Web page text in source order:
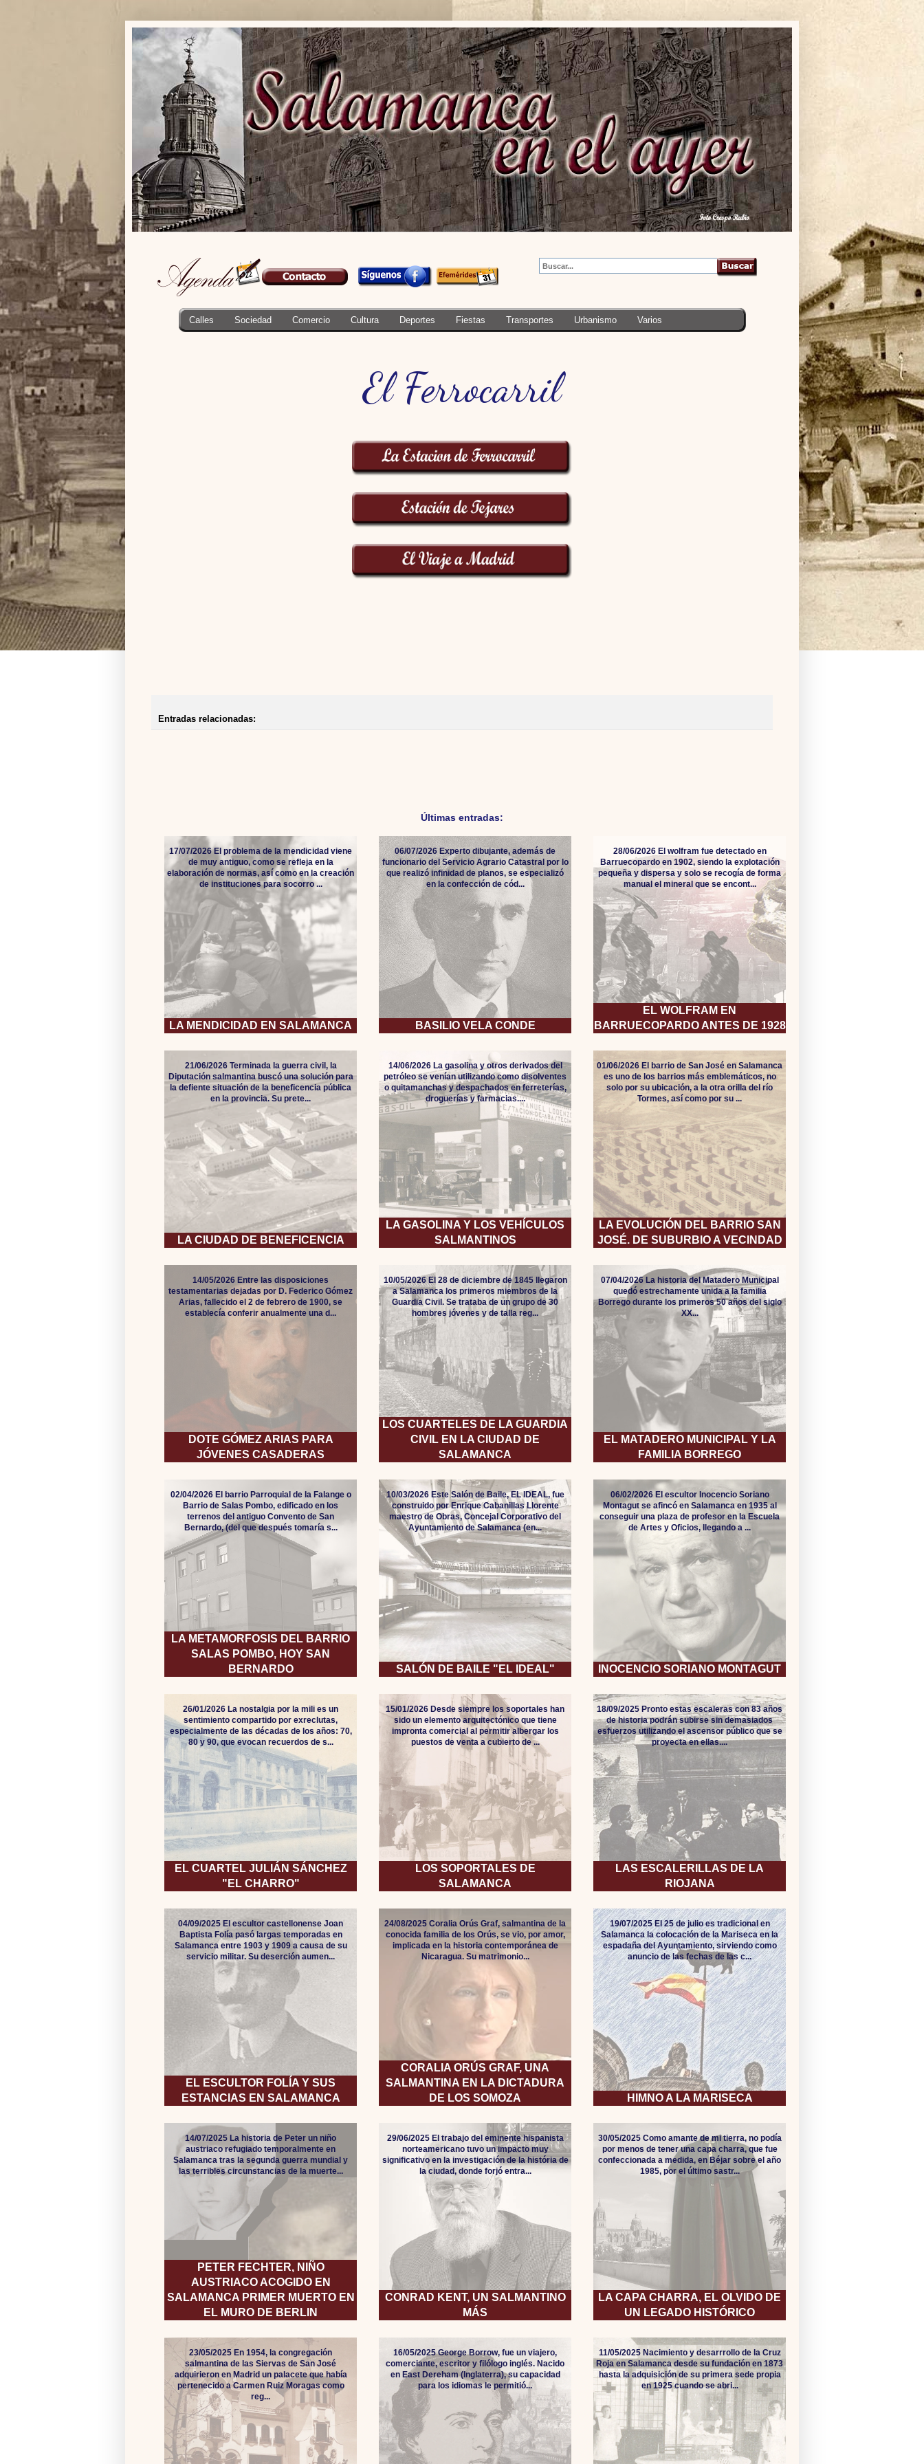
Calles Sociedad Comercio Cultura Deportes Fiestas Transportes Urbanismo Varios
El Ferrocarril
Entradas relacionadas:
Últimas entradas:
LA MENDICIDAD EN SALAMANCA
17/07/2026 El problema de la mendicidad viene
de muy antiguo, como se refleja en la
elaboración de normas, así como en la creación
de instituciones para socorro ...
BASILIO VELA CONDE
06/07/2026 Experto dibujante, además de
funcionario del Servicio Agrario Catastral por lo
que realizó infinidad de planos, se especializó
en la confección de cód...
EL WOLFRAM EN
BARRUECOPARDO ANTES DE 1928
28/06/2026 El wolfram fue detectado en
Barruecopardo en 1902, siendo la explotación
pequeña y dispersa y solo se recogía de forma
manual el mineral que se encont...
LA CIUDAD DE BENEFICENCIA
21/06/2026 Terminada la guerra civil, la
Diputación salmantina buscó una solución para
la defiente situación de la beneficencia pública
en la provincia. Su prete...
LA GASOLINA Y LOS VEHÍCULOS
SALMANTINOS
14/06/2026 La gasolina y otros derivados del
petróleo se venían utilizando como disolventes
o quitamanchas y despachados en ferreterías,
droguerías y farmacias....
LA EVOLUCIÓN DEL BARRIO SAN
JOSÉ. DE SUBURBIO A VECINDAD
01/06/2026 El barrio de San José en Salamanca
es uno de los barrios más emblemáticos, no
solo por su ubicación, a la otra orilla del río
Tormes, así como por su ...
DOTE GÓMEZ ARIAS PARA
JÓVENES CASADERAS
14/05/2026 Entre las disposiciones
testamentarias dejadas por D. Federico Gómez
Arias, fallecido el 2 de febrero de 1900, se
establecía conferir anualmente una d...
LOS CUARTELES DE LA GUARDIA
CIVIL EN LA CIUDAD DE
SALAMANCA
10/05/2026 El 28 de diciembre de 1845 llegaron
a Salamanca los primeros miembros de la
Guardia Civil. Se trataba de un grupo de 30
hombres jóvenes y de talla reg...
EL MATADERO MUNICIPAL Y LA
FAMILIA BORREGO
07/04/2026 La historia del Matadero Municipal
quedó estrechamente unida a la familia
Borrego durante los primeros 50 años del siglo
XX...
LA METAMORFOSIS DEL BARRIO
SALAS POMBO, HOY SAN
BERNARDO
02/04/2026 El barrio Parroquial de la Falange o
Barrio de Salas Pombo, edificado en los
terrenos del antiguo Convento de San
Bernardo, (del que después tomaría s...
SALÓN DE BAILE "EL IDEAL"
10/03/2026 Este Salón de Baile, EL IDEAL, fue
construido por Enrique Cabanillas Llorente
maestro de Obras, Concejal Corporativo del
Ayuntamiento de Salamanca (en...
INOCENCIO SORIANO MONTAGUT
06/02/2026 El escultor Inocencio Soriano
Montagut se afincó en Salamanca en 1935 al
conseguir una plaza de profesor en la Escuela
de Artes y Oficios, llegando a ...
EL CUARTEL JULIÁN SÁNCHEZ
"EL CHARRO"
26/01/2026 La nostalgia por la mili es un
sentimiento compartido por exreclutas,
especialmente de las décadas de los años: 70,
80 y 90, que evocan recuerdos de s...
LOS SOPORTALES DE
SALAMANCA
15/01/2026 Desde siempre los soportales han
sido un elemento arquitectónico que tiene
impronta comercial al permitir albergar los
puestos de venta a cubierto de ...
LAS ESCALERILLAS DE LA
RIOJANA
18/09/2025 Pronto estas escaleras con 83 años
de historia podrán subirse sin demasiados
esfuerzos utilizando el ascensor público que se
proyecta en ellas....
EL ESCULTOR FOLÍA Y SUS
ESTANCIAS EN SALAMANCA
04/09/2025 El escultor castellonense Joan
Baptista Folía pasó largas temporadas en
Salamanca entre 1903 y 1909 a causa de su
servicio militar. Su deserción aumen...
CORALIA ORÚS GRAF, UNA
SALMANTINA EN LA DICTADURA
DE LOS SOMOZA
24/08/2025 Coralia Orús Graf, salmantina de la
conocida familia de los Orús, se vio, por amor,
implicada en la historia contemporánea de
Nicaragua. Su matrimonio...
HIMNO A LA MARISECA
19/07/2025 El 25 de julio es tradicional en
Salamanca la colocación de la Mariseca en la
espadaña del Ayuntamiento, sirviendo como
anuncio de las fechas de las c...
PETER FECHTER, NIÑO
AUSTRIACO ACOGIDO EN
SALAMANCA PRIMER MUERTO EN
EL MURO DE BERLIN
14/07/2025 La historia de Peter un niño
austriaco refugiado temporalmente en
Salamanca tras la segunda guerra mundial y
las terribles circunstancias de la muerte...
CONRAD KENT, UN SALMANTINO
MÁS
29/06/2025 El trabajo del eminente hispanista
norteamericano tuvo un impacto muy
significativo en la investigación de la história de
la ciudad, donde forjó entra...
LA CAPA CHARRA, EL OLVIDO DE
UN LEGADO HISTÓRICO
30/05/2025 Como amante de mi tierra, no podía
por menos de tener una capa charra, que fue
confeccionada a medida, en Béjar sobre el año
1985, por el último sastr...
23/05/2025 En 1954, la congregación
salmantina de las Siervas de San José
adquirieron en Madrid un palacete que había
pertenecido a Carmen Ruiz Moragas como
reg...
16/05/2025 George Borrow, fue un viajero,
comerciante, escritor y filólogo inglés. Nacido
en East Dereham (Inglaterra), su capacidad
para los idiomas le permitió...
11/05/2025 Nacimiento y desarrrollo de la Cruz
Roja en Salamanca desde su fundación en 1873
hasta la adquisición de su primera sede propia
en 1925 cuando se abri...